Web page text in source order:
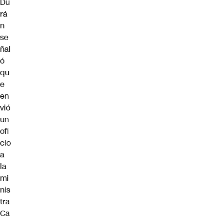
rá
n
se
ñal
ó
qu
e
en
vió
un
ofi
cio
a
la
mi
nis
tra
Ca